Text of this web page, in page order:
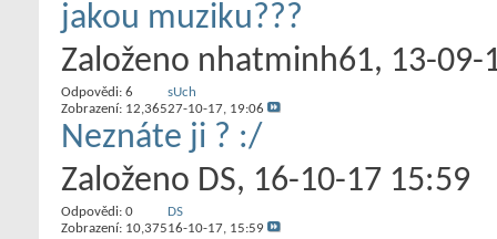
jakou muziku???
Založeno nhatminh61‎, 13-09-
Odpovědi: 6
Zobrazení: 12,365
sUch
27-10-17, 19:06
Neznáte ji ? :/
Založeno DS‎, 16-10-17 15:59
Odpovědi: 0
Zobrazení: 10,375
DS
16-10-17, 15:59